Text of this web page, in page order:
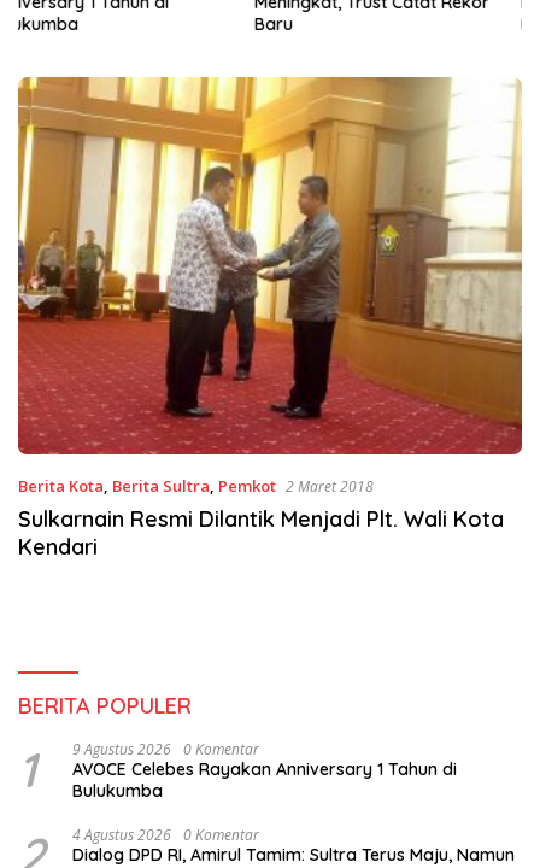
Baru
Bahasa Inggris Berbasis
Berita Kota, Berita Sultra, Pemkot 2 Maret 2018
Sulkarnain Resmi Dilantik Menjadi Plt. Wali Kota
Kendari
BERITA POPULER
1 9 Agustus 2026 0 Komentar
AVOCE Celebes Rayakan Anniversary 1 Tahun di
Bulukumba
2 4 Agustus 2026 0 Komentar
Dialog DPD RI, Amirul Tamim: Sultra Terus Maju, Namun